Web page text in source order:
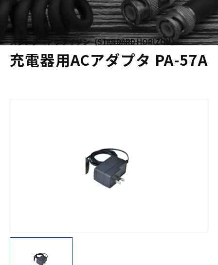
スタンダードホライゾン（STANDARD HORIZON）
充電器用ACアダプタ PA-57A